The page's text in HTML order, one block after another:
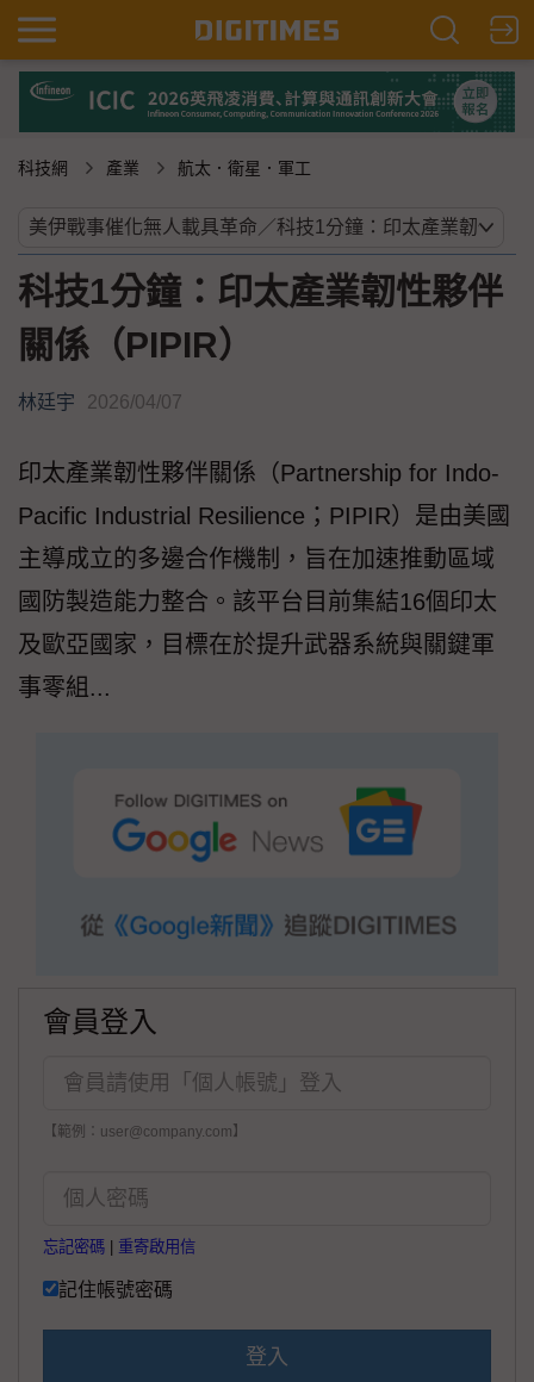
科技網 產業 航太．衛星．軍工
科技1分鐘：印太產業韌性夥伴
關係（PIPIR）
林廷宇 2026/04/07
印太產業韌性夥伴關係（Partnership for Indo-
Pacific Industrial Resilience；PIPIR）是由美國
主導成立的多邊合作機制，旨在加速推動區域
國防製造能力整合。該平台目前集結16個印太
及歐亞國家，目標在於提升武器系統與關鍵軍
事零組...
會員登入
【範例：user@company.com】
忘記密碼 重寄啟用信
記住帳號密碼
登入